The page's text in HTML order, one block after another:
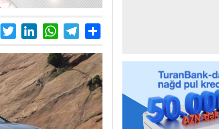
Facebook
TwitterLinkedIn
WhatsApp
Telegram
Share